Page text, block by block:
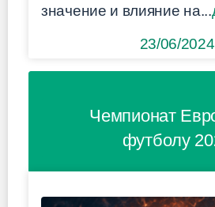
значение и влияние на...
23/06/2024
Чемпионат
футболу